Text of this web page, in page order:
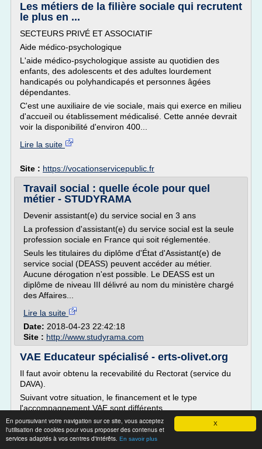
X
En poursuivant votre navigation sur ce site, vous acceptez
l'utilisation de cookies pour vous proposer des contenus et
services adaptés à vos centres d'intérêts. En savoir plus
Les métiers de la filière sociale qui recrutent
le plus en ...
SECTEURS PRIVÉ ET ASSOCIATIF
Aide médico-psychologique
L'aide médico-psychologique assiste au quotidien des
enfants, des adolescents et des adultes lourdement
handicapés ou polyhandicapés et personnes âgées
dépendantes.
C'est une auxiliaire de vie sociale, mais qui exerce en milieu
d'accueil ou établissement médicalisé. Cette année devrait
voir la disponibilité d'environ 400...
Lire la suite
Site : https://vocationservicepublic.fr
Travail social : quelle école pour quel
métier - STUDYRAMA
Devenir assistant(e) du service social en 3 ans
La profession d'assistant(e) du service social est la seule
profession sociale en France qui soit réglementée.
Seuls les titulaires du diplôme d'État d'Assistant(e) de
service social (DEASS) peuvent accéder au métier.
Aucune dérogation n'est possible. Le DEASS est un
diplôme de niveau III délivré au nom du ministère chargé
des Affaires...
Lire la suite
Date: 2018-04-23 22:42:18
Site : http://www.studyrama.com
VAE Educateur spécialisé - erts-olivet.org
Il faut avoir obtenu la recevabilité du Rectorat (service du
DAVA).
Suivant votre situation, le financement et le type
l'accompagnement VAE sont différents.
Choisissez la situation qui vous correspond :
Vous pouvez bénéficier de l'accompagnement de droit